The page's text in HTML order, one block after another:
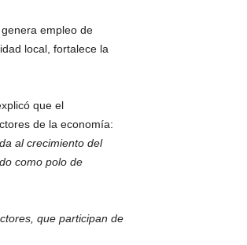
empleo de
local, fortalece la
que el
de la economía:
al crecimiento del
como polo de
que participan de